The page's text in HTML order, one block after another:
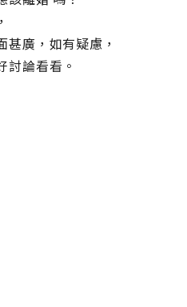
甚廣，如有疑慮，
討論看看。